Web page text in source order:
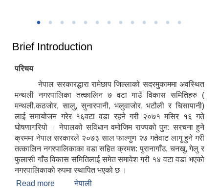
Brief Introduction
परिचय
नेपाल सरकारद्धारा रामेछाप जिल्लाको सदरमुकाममा अवस्थित
मन्थली नगरपालिका तत्कालिन ७ वटा गाउँ विकास समितिहरु (
मन्थली,कठजोर, सालु, सुनारपानी, भलुवाजोर, भटौली र चिसापानी)
लाई समायोजन गरेर १६वटा वडा रहने गरी २०७१ मसिर १६ गते
घोषणागरियो । नेपालको सविधान वमोजिम राज्यको पुन: सरचना हुने
क्रममा नेपाल सरकारले २०७३ साल फाल्गुण २७ गतेवाट लागु हुने गरी
तत्कालिन नगरपालिकाका वडा सहित क्रमश: पुरानागाँउ, चनखु, गेलु र
फुलासी गाँउ विकास समितिलाई समेत समावेश गरी १४ वटा वडा भएको
नगरपालिकाको रुपमा स्थापित भएको छ ।
Read more about Brief Introduction
नेपाली